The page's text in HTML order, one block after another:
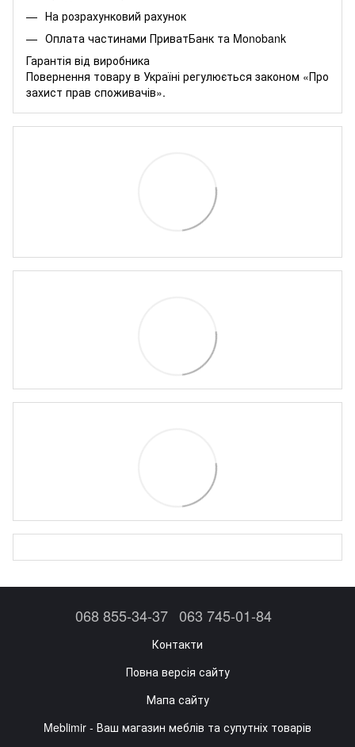
На розрахунковий рахунок
Оплата частинами ПриватБанк та Monobank
Гарантія від виробника
Повернення товару в Україні регулюється законом «Про
захист прав споживачів».
068 855-34-37 063 745-01-84
Контакти
Повна версія сайту
Мапа сайту
Meblimir - Ваш магазин меблів та супутніх товарів